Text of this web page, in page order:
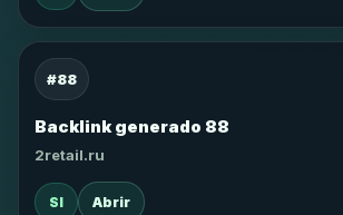
#88
Backlink generado 88
2retail.ru
SI Abrir